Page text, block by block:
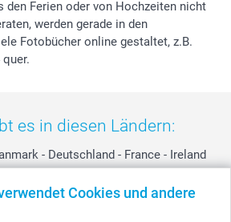
Cookies und andere
den Ferien oder von Hochzeiten nicht
werden gerade in den
Fotobücher online gestaltet, z.B.
es in diesen Ländern:
- Deutschland - France - Ireland
- Sverige - United Kingdom -